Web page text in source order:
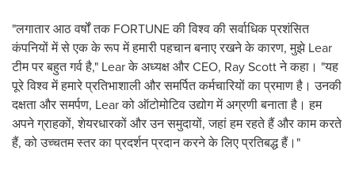
"लगातार आठ वर्षों तक FORTUNEकी विश्व की सर्वाधिक प्रशंसित
कंपनियों में से एक के रूप में हमारी पहचान बनाए रखने के कारण,मुझेLear
टीम पर बहुत गर्व है," Learके अध्यक्ष औरCEO, Ray Scottने कहा। "यह
पूरे विश्व में हमारे प्रतिभाशाली और समर्पित कर्मचारियों का प्रमाण है। उनकी
दक्षता और समर्पण, Learको ऑटोमोटिव उद्योग में अग्रणी बनाता है। हम
अपने ग्राहकों,शेयरधारकों और उन समुदायों,जहां हम रहते हैं और काम करते
हैं,को उच्चतम स्तर का प्रदर्शन प्रदान करने के लिए प्रतिबद्ध हैं।"